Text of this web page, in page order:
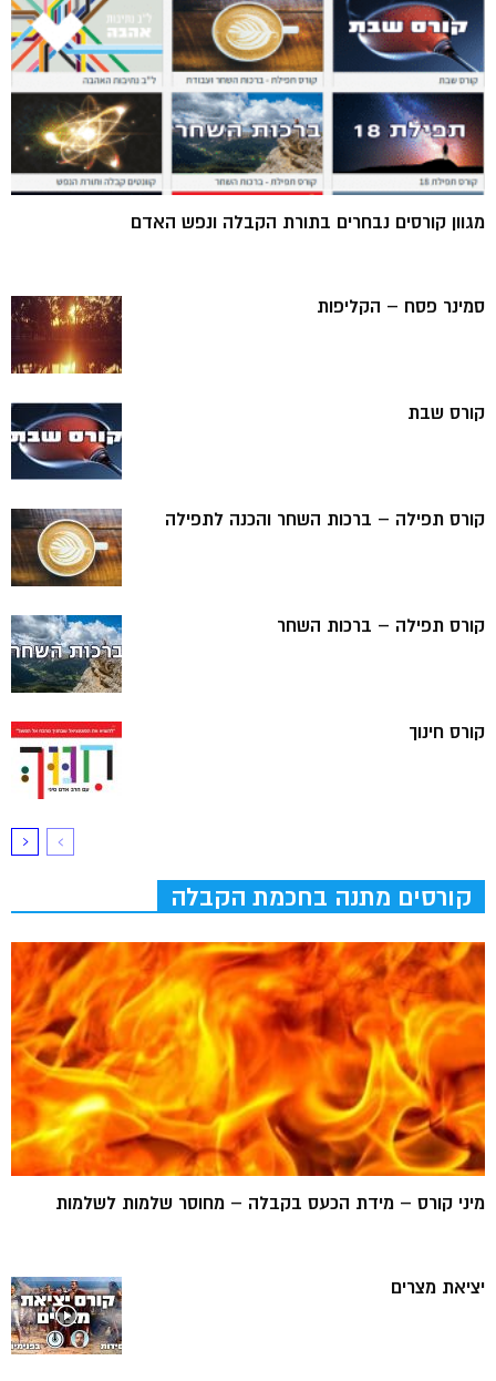
מגוון קורסים נבחרים בתורת הקבלה ונפש האדם
סמינר פסח – הקליפות
קורס שבת
קורס תפילה – ברכות השחר והכנה לתפילה
קורס תפילה – ברכות השחר
קורס חינוך
קורסים מתנה בחכמת הקבלה
מיני קורס – מידת הכעס בקבלה – מחוסר שלמות לשלמות
יציאת מצרים